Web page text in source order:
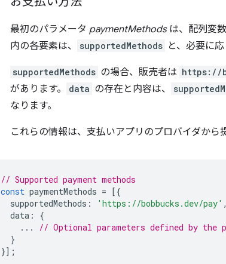
最初のパラメータ paymentMethodsは、配列変
内の各要素は、
supportedMethods と、必要に
supportedMethods の場合、販売者は https://
があります。
data の存在と内容は、
なります。
これらの情報は、支払いアプリのプロバイダから
// Supported payment methods
const paymentMethods = [{
supportedMethods : 'https://bobbucks.dev/pay' ,
data :
{
...
// Optional parameters defined by the
}
}];